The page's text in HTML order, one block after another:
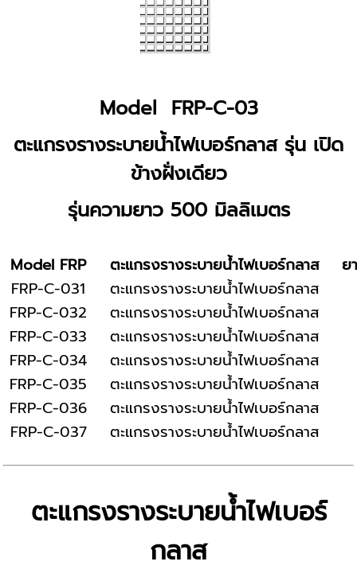
Model FRP-C-03
ตะแกรงรางระบายน้ำไฟเบอร์กลาส รุ่น เปิด
ข้างฝั่งเดียว
รุ่นความยาว 500 มิลลิเมตร
Model FRP ตะแกรงรางระบายน้ำไฟเบอร์กลาส
ย
FRP-C-031
ตะแกรงรางระบายน้ำไฟเบอร์กลาส
FRP-C-032
ตะแกรงรางระบายน้ำไฟเบอร์กลาส
FRP-C-033
ตะแกรงรางระบายน้ำไฟเบอร์กลาส
FRP-C-034
ตะแกรงรางระบายน้ำไฟเบอร์กลาส
FRP-C-035
ตะแกรงรางระบายน้ำไฟเบอร์กลาส
FRP-C-036
ตะแกรงรางระบายน้ำไฟเบอร์กลาส
FRP-C-037
ตะแกรงรางระบายน้ำไฟเบอร์กลาส
ตะแกรงรางระบายน้ำไฟเบอร์
กลาส